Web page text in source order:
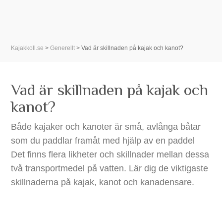
Kajakkoll.se >Generellt >Vad är skillnaden på kajak och kanot?
Vad är skillnaden på kajak och
kanot?
Både kajaker och kanoter är små, avlånga båtar
som du paddlar framåt med hjälp av en paddel
Det finns flera likheter och skillnader mellan dessa
två transportmedel på vatten. Lär dig de viktigaste
skillnaderna på kajak, kanot och kanadensare.